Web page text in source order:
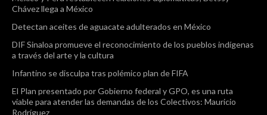
Chávez llega a México
Detectan aceites de aguacate adulterados en México
DIF Sinaloa promueve el reconocimiento de los pueblos indígenas
a través del arte y la cultura
Infantino se disculpa tras polémico plan de FIFA
El Plan presentado por Gobierno federal y GPO, es una ruta
viable para atender las demandas de los Colectivos: Mauricio
Rodríguez